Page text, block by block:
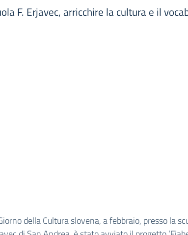
F. Erjavec, arricchire la cultura e il
della Cultura slovena, a febbraio, presso la